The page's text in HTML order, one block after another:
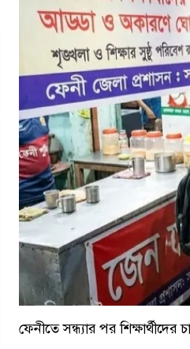
ফেনীতে সন্ধ্যার পর